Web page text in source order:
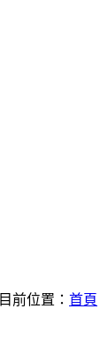
目前位置： 首頁